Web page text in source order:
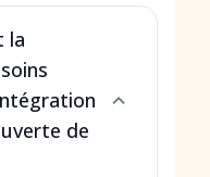
la
de